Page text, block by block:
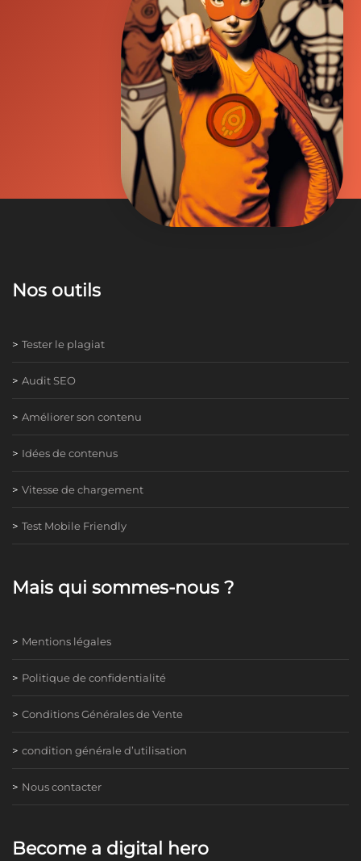
Nos outils
Tester le plagiat
Audit SEO
Améliorer son contenu
Idées de contenus
Vitesse de chargement
Test Mobile Friendly
Mais qui sommes-nous ?
Mentions légales
Politique de confidentialité
Conditions Générales de Vente
condition générale d’utilisation
Nous contacter
Become a digital hero